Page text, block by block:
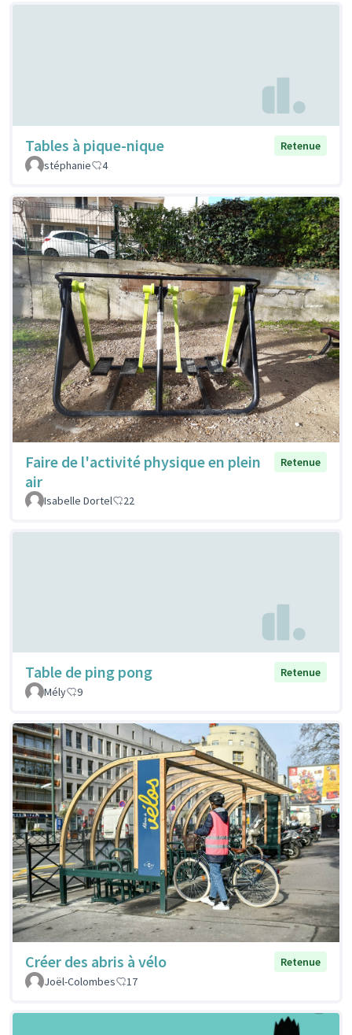
Tables à pique-nique
Retenue
stéphanie
4
Faire de l'activité physique en plein
air
Retenue
Isabelle Dortel 22
Table de ping pong
Retenue
Mély
9
Créer des abris à vélo
Retenue
Joël-Colombes
17